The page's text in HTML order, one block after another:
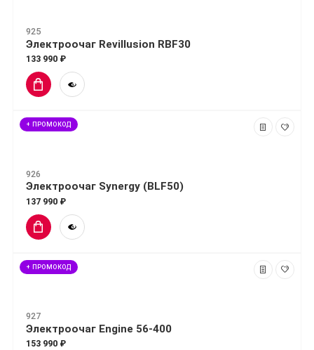
925
Электроочаг Revillusion RBF30
133 990 ₽
+ ПРОМОКОД
926
Электроочаг Synergy (BLF50)
137 990 ₽
+ ПРОМОКОД
927
Электроочаг Engine 56-400
153 990 ₽